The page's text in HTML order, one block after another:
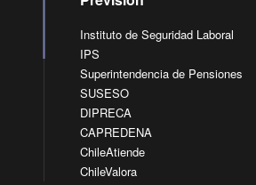
Instituto de Seguridad Laboral
IPS
Superintendencia de Pensiones
SUSESO
DIPRECA
CAPREDENA
ChileAtiende
ChileValora